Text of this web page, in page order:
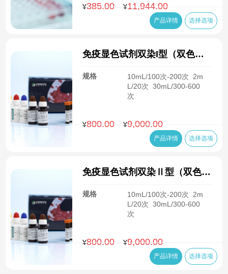
¥385.00 ¥11,944.00价
格
范
¥385.00
至
产品详情 选择选项
免疫显色试剂双染I型（双色免
规格 10mL/100次-200次
2m
L/20次 30mL/300-600
次
¥800.00 ¥9,000.00价
格
¥800.00
至
产品详情 选择选项
免疫显色试剂双染Ⅱ型（双色免
规格 10mL/100次-200次
2m
L/20次 30mL/300-600
次
¥800.00 ¥9,000.00价
格
产品详情 选择选项